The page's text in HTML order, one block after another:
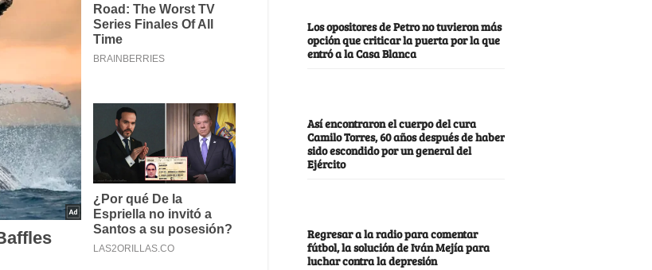
Los opositores de Petro no tuvieron más
opción que criticar la puerta por la que
entró a la Casa Blanca
Así encontraron el cuerpo del cura
Camilo Torres, 60 años después de haber
sido escondido por un general del
Ejército
Regresar a la radio para comentar
fútbol, la solución de Iván Mejía para
luchar contra la depresión